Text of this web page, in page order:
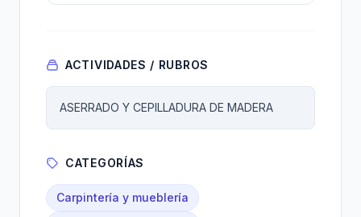
ACTIVIDADES / RUBROS
ASERRADO Y CEPILLADURA DE MADERA
CATEGORÍAS
Carpintería y mueblería